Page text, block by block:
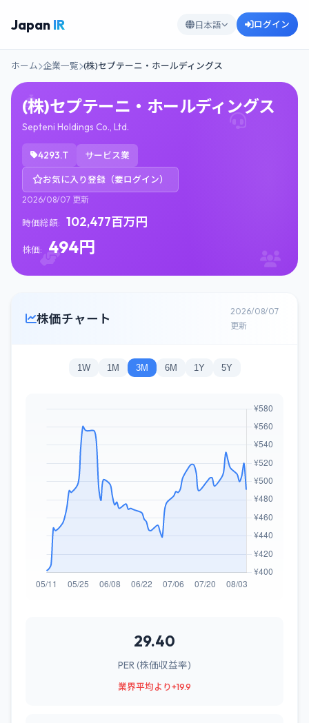
Japan IR 日本語 ログイン
ホーム 企業一覧 (株)セプテーニ・ホールディングス
(株)セプテーニ・ホールディングス
Septeni Holdings Co., Ltd.
4293.T サービス業
お気に入り登録（要ログイン）
2026/08/07 更新
時価総額: 102,477百万円
株価: 494円
株価チャート
2026/08/07
更新
1W 1M 3M 6M 1Y 5Y
29.40
PER (株価収益率)
業界平均より+19.9